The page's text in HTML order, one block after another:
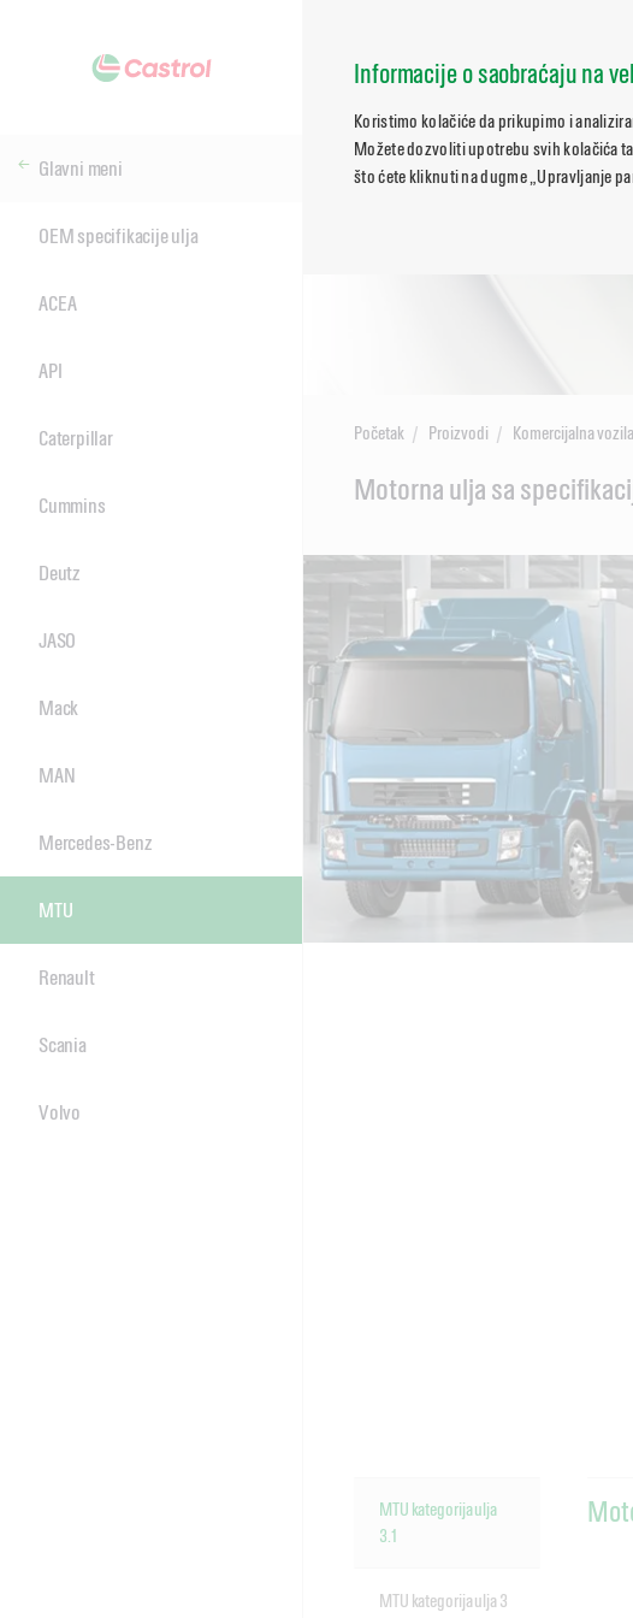
Informacije o saobraćaju na
Koristimo kolačiće da prikupimo i
Možete dozvoliti upotrebu svih kolačića
što ćete kliknuti na dugme „Upravljanje
Glavni meni
OEM specifikacije ulja
ACEA
API
Caterpillar
Cummins
Deutz
JASO
Mack
MAN
Mercedes-Benz
MTU
Renault
Scania
Volvo
Početak Proizvodi Komercijalna vozila
Motorna ulja sa
MTU kategorija ulja
3.1
MTU kategorija ulja 3